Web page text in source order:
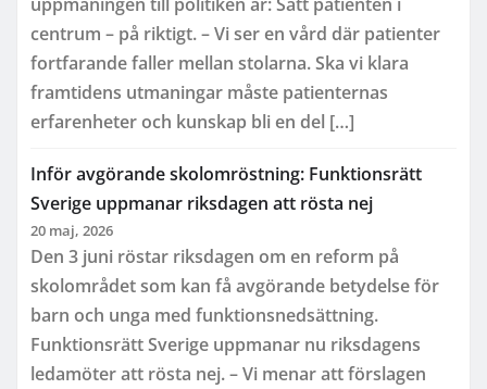
centrum – på riktigt. – Vi ser en vård där patienter
fortfarande faller mellan stolarna. Ska vi klara
framtidens utmaningar måste patienternas
erfarenheter och kunskap bli en del […]
Inför avgörande skolomröstning: Funktionsrätt
Sverige uppmanar riksdagen att rösta nej
20 maj, 2026
Den 3 juni röstar riksdagen om en reform på
skolområdet som kan få avgörande betydelse för
barn och unga med funktionsnedsättning.
Funktionsrätt Sverige uppmanar nu riksdagens
ledamöter att rösta nej. – Vi menar att förslagen